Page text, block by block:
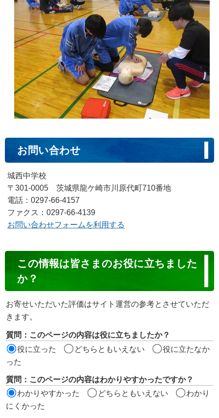
お問い合わせ
城西中学校
〒301-0005 茨城県龍ケ崎市川原代町710番地
電話：0297-66-4157
ファクス：0297-66-4139
お問い合わせフォームを利用する
ン
ン
ツ
評
価
ア
この情報は皆さまのお役に立ちました
か？
お寄せいただいた評価はサイト運営の参考とさせていただ
きます。
質問：このページの内容は役に立ちましたか？
役に立った
どちらともいえない
役に立たなか
った
質問：このページの内容はわかりやすかったですか？
わかりやすかった
どちらともいえない
わかり
にくかった